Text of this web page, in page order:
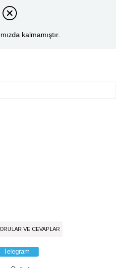
kalmamıştır.
VE CEVAPLAR
Telegram